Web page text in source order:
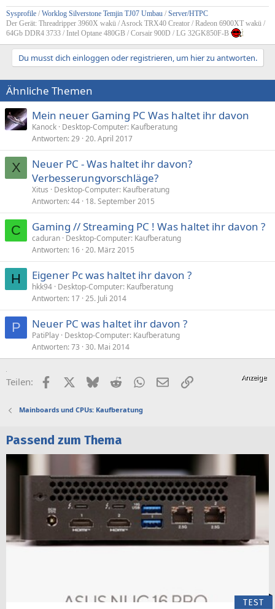
Sysprofile / Worklog Silverstone Temjin TJ07 Umbau / Server/HTPC
Der Gerät: Threadripper 3960X wakü / Asrock TRX40 Creator / Radeon 6900XT wakü /
64Gb DDR4 3733 / Intel Optane 480GB / Corsair 900D / LG 32GK850F-B
Du musst dich einloggen oder registrieren, um hier zu antworten.
Ähnliche Themen
Mein neuer Gaming PC Was haltet ihr davon
Kanock Desktop-Computer: Kaufberatung
Antworten 29 20. April 2017
X
Neuer PC - Was haltet ihr davon?
Verbesserungvorschläge?
Xitus
Desktop-Computer: Kaufberatung
Antworten 44 18. September 2015
C Gaming // Streaming PC ! Was haltet ihr davon ?
caduran Desktop-Computer: Kaufberatung
Antworten 16 20. März 2015
H Eigener Pc was haltet ihr davon ?
hkk94 Desktop-Computer: Kaufberatung
Antworten 17 25. Juli 2014
P Neuer PC was haltet ihr davon ?
PatiPlay Desktop-Computer: Kaufberatung
Antworten 73 30. Mai 2014
Teilen: FacebookX (Twitter)
BlueskyRedditWhatsApp
E-MailLink
Mainboards und CPUs: Kaufberatung
Passend zum Thema
TEST